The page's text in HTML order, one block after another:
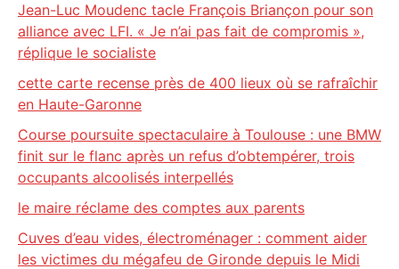
Jean-Luc Moudenc tacle François Briançon pour son
alliance avec LFI. « Je n’ai pas fait de compromis »,
réplique le socialiste
cette carte recense près de 400 lieux où se rafraîchir
en Haute-Garonne
Course poursuite spectaculaire à Toulouse : une BMW
finit sur le flanc après un refus d’obtempérer, trois
occupants alcoolisés interpellés
le maire réclame des comptes aux parents
Cuves d’eau vides, électroménager : comment aider
les victimes du mégafeu de Gironde depuis le Midi